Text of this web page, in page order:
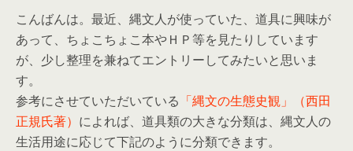
こんばんは。最近、縄文人が使っていた、道具に興味が
あって、ちょこちょこ本やＨＰ等を見たりしています
が、少し整理を兼ねてエントリーしてみたいと思いま
す。
参考にさせていただいている 「縄文の生態史観」（西田
正規氏著） によれば、道具類の大きな分類は、縄文人の
生活用途に応じて下記のように分類できます。